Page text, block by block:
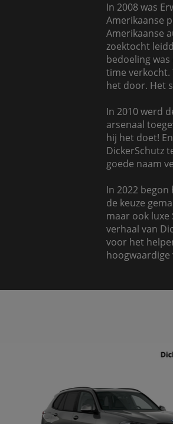
In 2008 was
Amerikaanse
Amerikaanse
zoektocht
bedoeling
time verkocht.
het door. Het
In 2010 werd
arsenaal
hij het doet!
DickerSchutz
goede naam
In 2022
de keuze
maar ook luxe
verhaal van
voor het